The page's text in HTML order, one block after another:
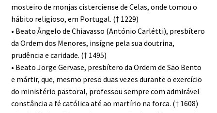
mosteiro de monjas cisterciense de Celas, onde tomou o
hábito religioso, em Portugal. († 1229)
• Beato Ângelo de Chiavasso (António Carlétti), presbítero
da Ordem dos Menores, insígne pela sua doutrina,
prudência e caridade. († 1495)
• Beato Jorge Gervase, presbítero da Ordem de São Bento
e mártir, que, mesmo preso duas vezes durante o exercício
do ministério pastoral, professou sempre com admirável
constância a fé católica até ao martírio na forca. († 1608)